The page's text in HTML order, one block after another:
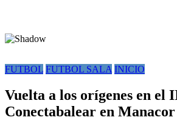
FUTBOL FUTBOL SALA INICIO
Vuelta a los orígenes en el
Conectabalear en Manacor